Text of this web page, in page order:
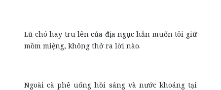
Lũ chó hay tru lên của địa ngục hẳn muốn tôi giữ
mồm miệng, không thở ra lời nào.
Ngoài cà phê uống hồi sáng và nước khoáng tại